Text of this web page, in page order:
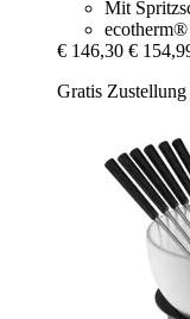
Mit
€ 146,30 €
Gratis